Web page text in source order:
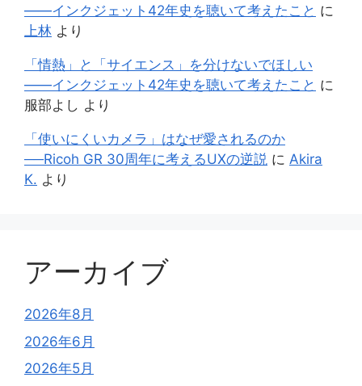
——インクジェット42年史を聴いて考えたこと に
上林 より
「情熱」と「サイエンス」を分けないでほしい
——インクジェット42年史を聴いて考えたこと に
服部よし より
「使いにくいカメラ」はなぜ愛されるのか
──Ricoh GR 30周年に考えるUXの逆説 に Akira
K. より
アーカイブ
2026年8月
2026年6月
2026年5月